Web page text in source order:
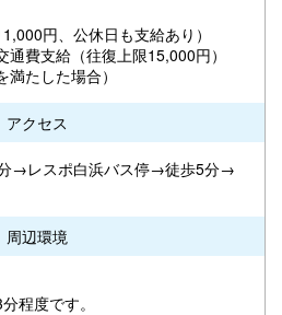
円、公休日も支給あり）
費支給（往復上限15,000円）
たした場合）
アクセス
→レスポ白浜バス停→徒歩5分→
周辺環境
程度です。